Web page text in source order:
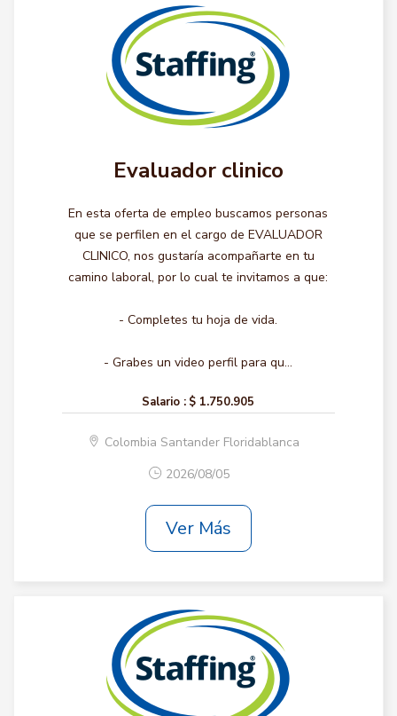
Evaluador clinico
En esta oferta de empleo buscamos personas
que se perfilen en el cargo de EVALUADOR
CLINICO, nos gustaría acompañarte en tu
camino laboral, por lo cual te invitamos a que:
- Completes tu hoja de vida.
- Grabes un video perfil para qu...
Salario : $ 1.750.905
Colombia Santander Floridablanca
2026/08/05
Ver Más